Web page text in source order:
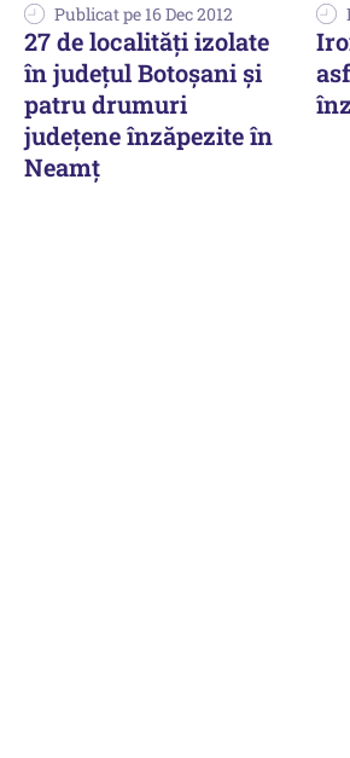
Publicat pe 16 Dec 2012
27 de localități izolate
în județul Botoșani și
patru drumuri
județene înzăpezite în
Neamț